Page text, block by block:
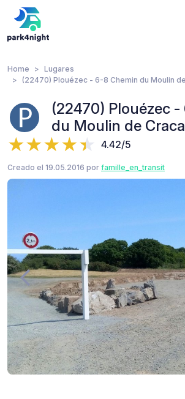
Home
Lugares
(22470) Plouézec - 6-8 Chemin du Moulin
(22470) Plouézec
du Moulin de Craca
4.42/5
Creado el 19.05.2016 por famille_en_transit